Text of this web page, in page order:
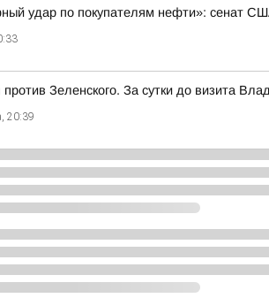
удар по покупателям нефти»: сенат
Зеленского. За сутки до визита
20:39